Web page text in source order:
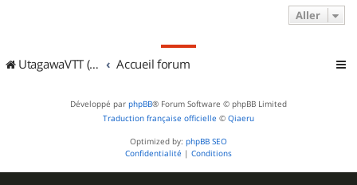
Aller
UtagawaVTT (Randos VTT et VTTAE avec traces GPS) Accueil forum
Développé par phpBB® Forum Software © phpBB Limited
Traduction française officielle © Qiaeru
Optimized by: phpBB SEO
Confidentialité | Conditions